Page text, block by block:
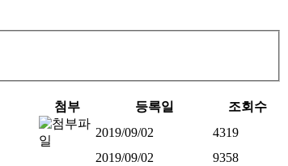
첨부 등록일
조회수
2019/09/02
4319
2019/09/02
9358